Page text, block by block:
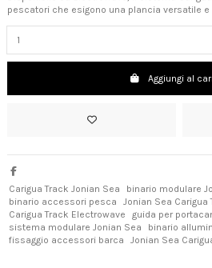
pescatori che esigono una plancia versatile e
Aggiungi al
Carigua Track Jonian Sea
binario modulare
binario accessori pesca
Jonian Sea Carigua
Carigua Track Electrowave
guida per
sistema modulare Jonian Sea
binario
fissaggio accessori barca
Jonian Sea